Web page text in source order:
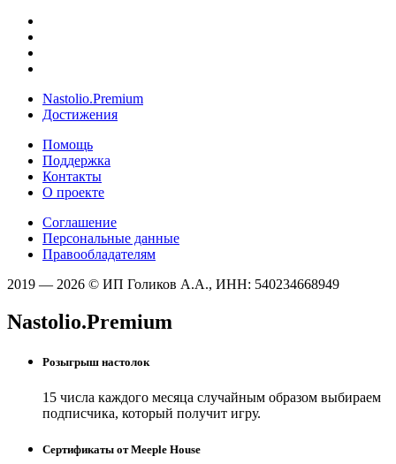
Nastolio.Premium
Достижения
Помощь
Поддержка
Контакты
О проекте
Соглашение
Персональные данные
Правообладателям
2019 — 2026 © ИП Голиков А.А., ИНН: 540234668949
Nastolio.Premium
Розыгрыш настолок
15 числа каждого месяца случайным образом выбираем
подписчика, который получит игру.
Сертификаты от Meeple House